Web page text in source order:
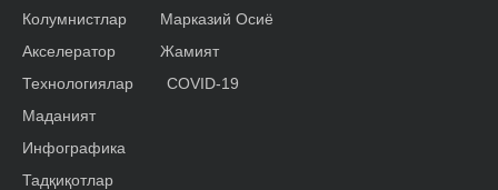
Колумнистлар
Акселератор
Марказий Осиё
Жамият
Технологиялар
Маданият
Инфографика
Тадқиқотлар
COVID-19